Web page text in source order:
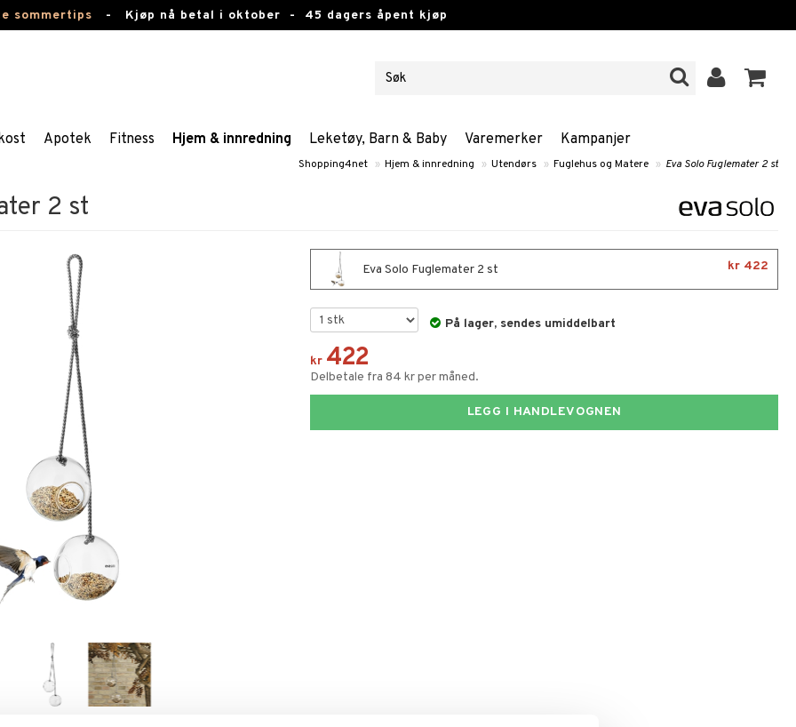
sommertips - Kjøp nå betal i oktober - 45 dagers åpent kjøp
Apotek Fitness Hjem & innredning Leketøy, Barn & Baby Varemerker Kampanjer
Shopping4net » Hjem & innredning » Utendørs » Fuglehus og Matere » Eva Solo Fuglemater 2 st
2 st
Eva Solo Fuglemater 2 st kr 422
På lager, sendes umiddelbart
kr 422
Delbetale fra 84 kr per måned.
LEGG I HANDLEVOGNEN